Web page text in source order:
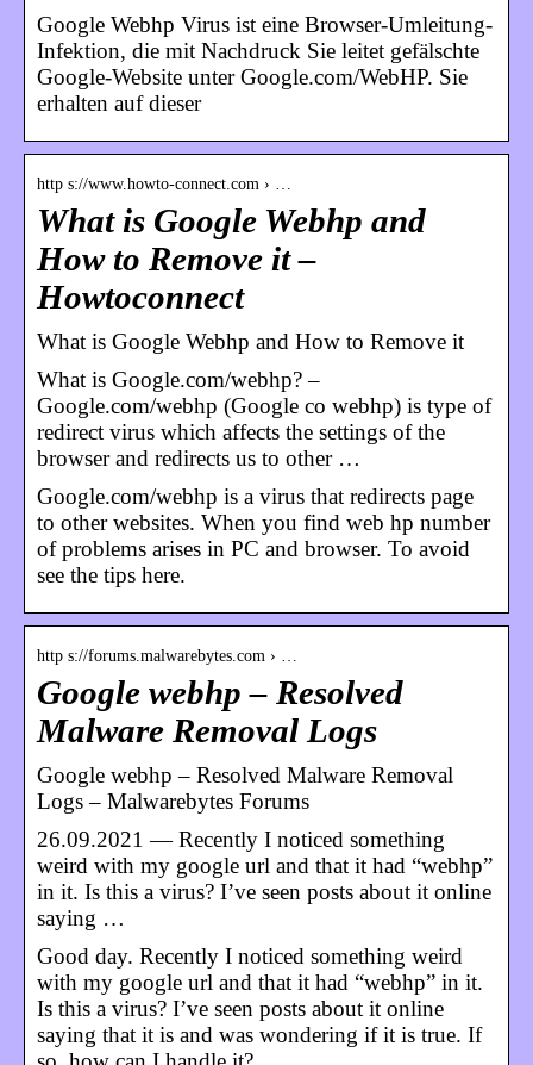
Google Webhp Virus ist eine Browser-Umleitung-
Infektion, die mit Nachdruck Sie leitet gefälschte
Google-Website unter Google.com/WebHP. Sie
erhalten auf dieser
http s://www.howto-connect.com › …
What is Google Webhp and
How to Remove it –
Howtoconnect
What is Google Webhp and How to Remove it
What is Google.com/webhp? –
Google.com/webhp (Google co webhp) is type of
redirect virus which affects the settings of the
browser and redirects us to other …
Google.com/webhp is a virus that redirects page
to other websites. When you find web hp number
of problems arises in PC and browser. To avoid
see the tips here.
http s://forums.malwarebytes.com › …
Google webhp – Resolved
Malware Removal Logs
Google webhp – Resolved Malware Removal
Logs – Malwarebytes Forums
26.09.2021 — Recently I noticed something
weird with my google url and that it had “webhp”
in it. Is this a virus? I’ve seen posts about it online
saying …
Good day. Recently I noticed something weird
with my google url and that it had “webhp” in it.
Is this a virus? I’ve seen posts about it online
saying that it is and was wondering if it is true. If